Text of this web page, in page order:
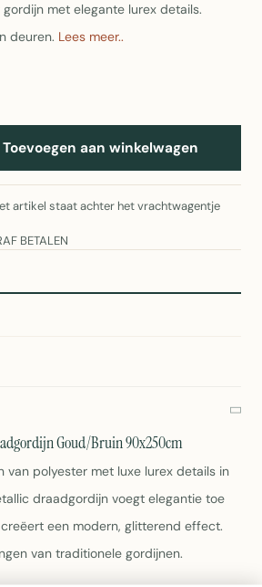
met elegante lurex details.
deuren. Lees meer..
Toevoegen aan winkelwagen
artikel staat achter het vrachtwagentje
BETALEN
Goud/Bruin 90x250cm
van polyester met luxe lurex details in
draadgordijn voegt elegantie toe
een modern, glitterend effect.
van traditionele gordijnen.